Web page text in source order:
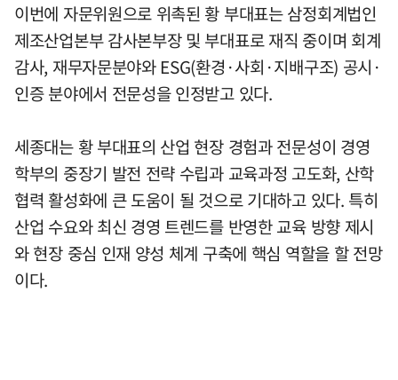
이번에 자문위원으로 위촉된 황 부대표는 삼정회계법인
제조산업본부 감사본부장 및 부대표로 재직 중이며 회계
감사, 재무자문분야와 ESG(환경·사회·지배구조) 공시·
인증 분야에서 전문성을 인정받고 있다.
세종대는 황 부대표의 산업 현장 경험과 전문성이 경영
학부의 중장기 발전 전략 수립과 교육과정 고도화, 산학
협력 활성화에 큰 도움이 될 것으로 기대하고 있다. 특히
산업 수요와 최신 경영 트렌드를 반영한 교육 방향 제시
와 현장 중심 인재 양성 체계 구축에 핵심 역할을 할 전망
이다.